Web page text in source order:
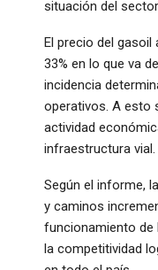
situación del
El precio del gasoil
33% en lo que va
incidencia
operativos. A esto
actividad
infraestructura vial.
Según el informe,
y caminos
funcionamiento de
la competitividad